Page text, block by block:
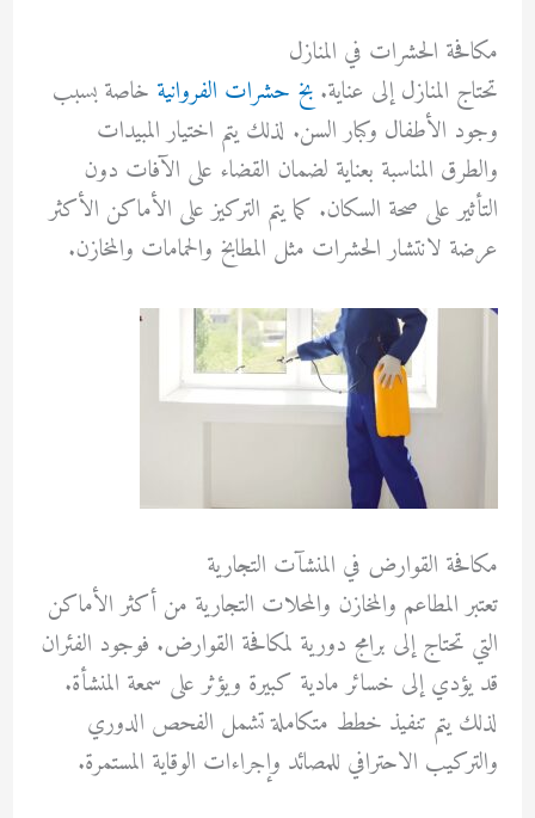
مكافحة الحشرات في المنازل
تحتاج المنازل إلى عناية. بخ حشرات الفروانية خاصة بسبب
وجود الأطفال وكبار السن. لذلك يتم اختيار المبيدات
والطرق المناسبة بعناية لضمان القضاء على الآفات دون
التأثير على صحة السكان. كما يتم التركيز على الأماكن الأكثر
عرضة لانتشار الحشرات مثل المطابخ والحمامات والمخازن.
مكافحة القوارض في المنشآت التجارية
تعتبر المطاعم والمخازن والمحلات التجارية من أكثر الأماكن
التي تحتاج إلى برامج دورية لمكافحة القوارض. فوجود الفئران
قد يؤدي إلى خسائر مادية كبيرة ويؤثر على سمعة المنشأة.
لذلك يتم تنفيذ خطط متكاملة تشمل الفحص الدوري
والتركيب الاحترافي للمصائد وإجراءات الوقاية المستمرة.